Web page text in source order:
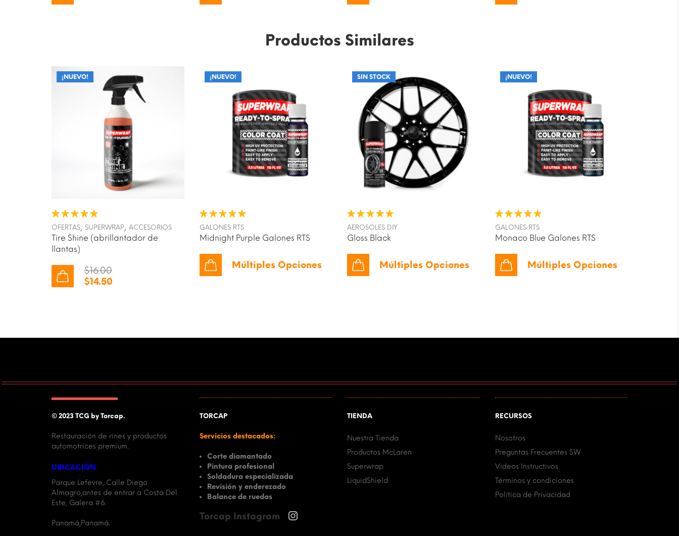
Productos Similares
¡NUEVO!
¡NUEVO!
OFERTAS, SUPERWRAP, ACCESORIOS
Tire Shine (abrillantador de
llantas)
$16.00
$14.50
¡NUEVO!
¡NUEVO!
GALONES RTS
Midnight Purple Galones RTS
Múltiples Opciones
SIN STOCK
AEROSOLES DIY
Gloss Black
Múltiples Opciones
¡NUEVO!
¡NUEVO!
GALONES RTS
Monaco Blue Galones RTS
Múltiples Opciones
© 2023 TCG by Torcap.
Restauración de rines y productos
automotrices premium.
UBICACIÓN
Parque Lefevre, Calle Diego
Almagro,antes de entrar a Costa Del
Este, Galera #6.
Panamá,Panamá.
TORCAP
Servicios destacados:
Corte diamantado
Pintura profesional
Soldadura especializada
Revisión y enderezado
Balance de ruedas
Torcap Instagram
TIENDA
Nuestra Tienda
Productos McLaren
Superwrap
LiquidShield
RECURSOS
Nosotros
Preguntas Frecuentes SW
Videos Instructivos
Términos y condiciones
Política de Privacidad